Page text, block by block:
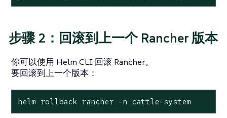
步骤 2：回滚到上一个 Rancher 版本
你可以使用 Helm CLI 回滚 Rancher。
要回滚到上一个版本：
helm rollback rancher -n cattle-system